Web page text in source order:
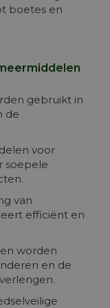
boetes en
gebruikt in
de
voor
soepele
van
efficiënt en
worden
en de